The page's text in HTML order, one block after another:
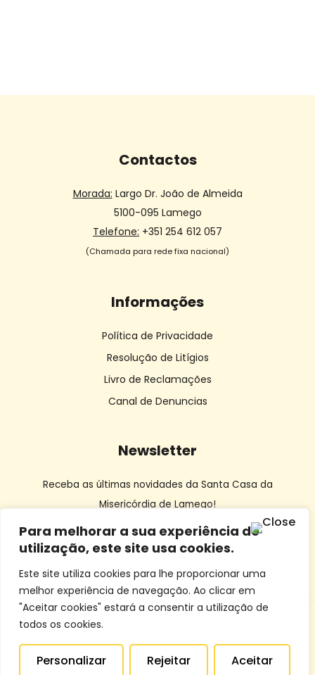
Para melhorar a sua experiência de
utilização, este site usa cookies.
Este site utiliza cookies para lhe proporcionar uma
melhor experiência de navegação. Ao clicar em
"Aceitar cookies" estará a consentir a utilização de
todos os cookies.
Personalizar Rejeitar Aceitar
Contactos
Morada: Largo Dr. João de Almeida
5100-095 Lamego
Telefone: +351 254 612 057
(Chamada para rede fixa nacional)
Informações
Política de Privacidade
Resolução de Litígios
Livro de Reclamações
Canal de Denuncias
Newsletter
Receba as últimas novidades da Santa Casa da
Misericórdia de Lamego!
© SCMLamego | Desenvolvido por